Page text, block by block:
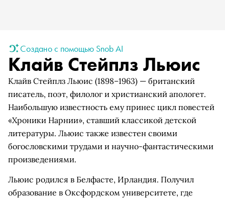
Создано с помощью Snob AI
Клайв Стейплз Льюис
Клайв Стейплз Льюис (1898–1963) — британский
писатель, поэт, филолог и христианский апологет.
Наибольшую известность ему принес цикл повестей
«Хроники Нарнии», ставший классикой детской
литературы. Льюис также известен своими
богословскими трудами и научно-фантастическими
произведениями.
Льюис родился в Белфасте, Ирландия. Получил
образование в Оксфордском университете, где